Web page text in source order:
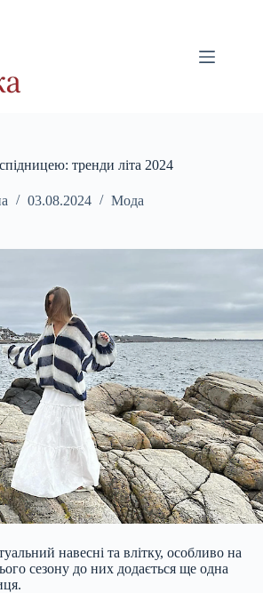
тренди літа 2024
03.08.2024 Мода
навесні та влітку, особливо на
сезону до них додається ще одна